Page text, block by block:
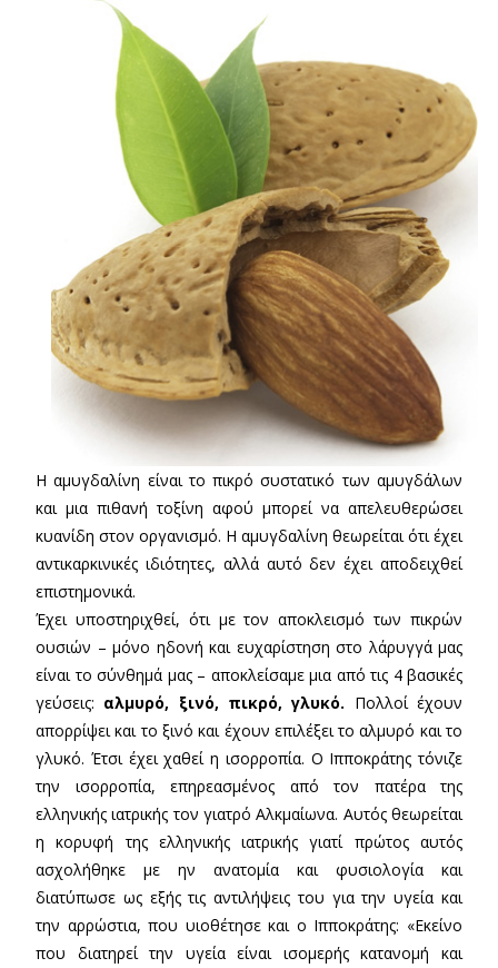
Η αμυγδαλίνη είναι το πικρό συστατικό των αμυγδάλων
και μια πιθανή τοξίνη αφού μπορεί να απελευθερώσει
κυανίδη στον οργανισμό. Η αμυγδαλίνη θεωρείται ότι έχει
αντικαρκινικές ιδιότητες, αλλά αυτό δεν έχει αποδειχθεί
επιστημονικά.
Έχει υποστηριχθεί, ότι με τον αποκλεισμό των πικρών
ουσιών – μόνο ηδονή και ευχαρίστηση στο λάρυγγά μας
είναι το σύνθημά μας – αποκλείσαμε μια από τις 4 βασικές
γεύσεις: αλμυρό, ξινό, πικρό, γλυκό. Πολλοί έχουν
απορρίψει και το ξινό και έχουν επιλέξει το αλμυρό και το
γλυκό. Έτσι έχει χαθεί η ισορροπία. Ο Ιπποκράτης τόνιζε
την ισορροπία, επηρεασμένος από τον πατέρα της
ελληνικής ιατρικής τον γιατρό Αλκμαίωνα. Αυτός θεωρείται
η κορυφή της ελληνικής ιατρικής γιατί πρώτος αυτός
ασχολήθηκε με ην ανατομία και φυσιολογία και
διατύπωσε ως εξής τις αντιλήψεις του για την υγεία και
την αρρώστια, που υιοθέτησε και ο Ιπποκράτης: «Εκείνο
που διατηρεί την υγεία είναι ισομερής κατανομή και